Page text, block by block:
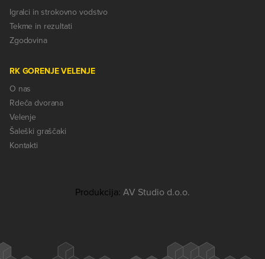
Igralci in strokovno vodstvo
Tekme in rezultati
Zgodovina
RK GORENJE VELENJE
O nas
Rdeča dvorana
Velenje
Šaleški graščaki
Kontakti
Produkcija: AV Studio d.o.o.